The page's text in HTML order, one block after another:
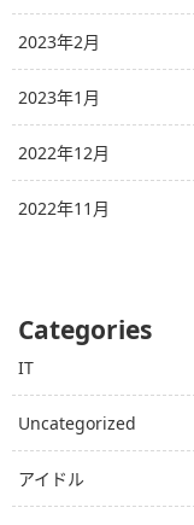
2023年2月
2023年1月
2022年12月
2022年11月
Categories
IT
Uncategorized
アイドル